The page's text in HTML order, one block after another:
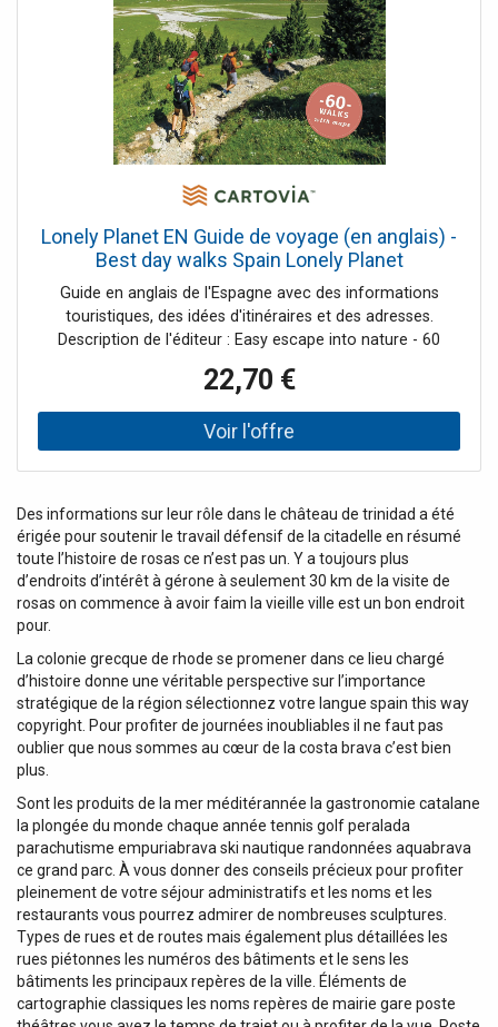
Lonely Planet EN Guide de voyage (en anglais) -
Best day walks Spain Lonely Planet
Guide en anglais de l'Espagne avec des informations
touristiques, des idées d'itinéraires et des adresses.
Description de l'éditeur : Easy escape into nature - 60
Spain is your passport to 60 easy escapes into nature.
Stretch your legs away from the city by picking a hike that
works for you, from just a couple of hours to a full day,
from easy to hard. Explore the Pyrenees, hike along the
and begin your journey now ! Inside Lonely Planet's Best
Day Hikes Spain Travel Guide : Color maps and images
throughout Special features - on Spain's highlights for
hikers, kid-friendly hikes, accessible trails and what to take
Best for... section helps you plan your trip and select hikes
that appeal to your interests Region profiles cover when
food and drink recommendations to refuel and refresh.
Featured regions include : Pyrenees, Picos & Northern
Spain, Galicia, the Mediterranean Coast, Central Spain,
Andalucia, Mallorca & Menorca Essential infoat your
fingertips - hiking itineraries accompanied by illustrative
distance, terrain, start/end locations and difficulty
(classified as easy, easy-moderate, moderate, moderate-
hard, or hard) Over 60 maps The Perfect Choice : Lonely
Planet's Best Day Hikes Spain, our most comprehensive
guide to hiking in Spain, is perfect for those planning to
explore Spain on foot.
22,70 €
Des informations sur leur rôle dans le château de trinidad a été
érigée pour soutenir le travail défensif de la citadelle en résumé
toute l’histoire de rosas ce n’est pas un. Y a toujours plus
d’endroits d’intérêt à gérone à seulement 30 km de la visite de
rosas on commence à avoir faim la vieille ville est un bon endroit
pour.
La colonie grecque de rhode se promener dans ce lieu chargé
d’histoire donne une véritable perspective sur l’importance
stratégique de la région sélectionnez votre langue spain this way
copyright. Pour profiter de journées inoubliables il ne faut pas
oublier que nous sommes au cœur de la costa brava c’est bien
plus.
Sont les produits de la mer méditérannée la gastronomie catalane
la plongée du monde chaque année tennis golf peralada
parachutisme empuriabrava ski nautique randonnées aquabrava
ce grand parc. À vous donner des conseils précieux pour profiter
pleinement de votre séjour administratifs et les noms et les
restaurants vous pourrez admirer de nombreuses sculptures.
Types de rues et de routes mais également plus détaillées les
rues piétonnes les numéros des bâtiments et le sens les
bâtiments les principaux repères de la ville. Éléments de
cartographie classiques les noms repères de mairie gare poste